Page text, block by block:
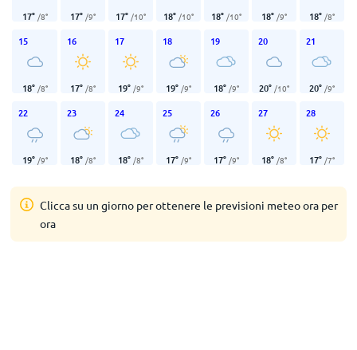
17° /8° 17° /9° 17° /10° 18° /10° 18° /10° 18° /9° 18° /8°
15
18° /8°
16
17° /8°
17
19° /9°
18
19° /9°
19
18° /9°
20
20° /10°
21
20° /9°
22
19° /9°
23
18° /8°
24
18° /8°
25
17° /9°
26
17° /9°
27
18° /8°
28
17° /7°
Clicca su un giorno per ottenere le previsioni meteo ora per
ora